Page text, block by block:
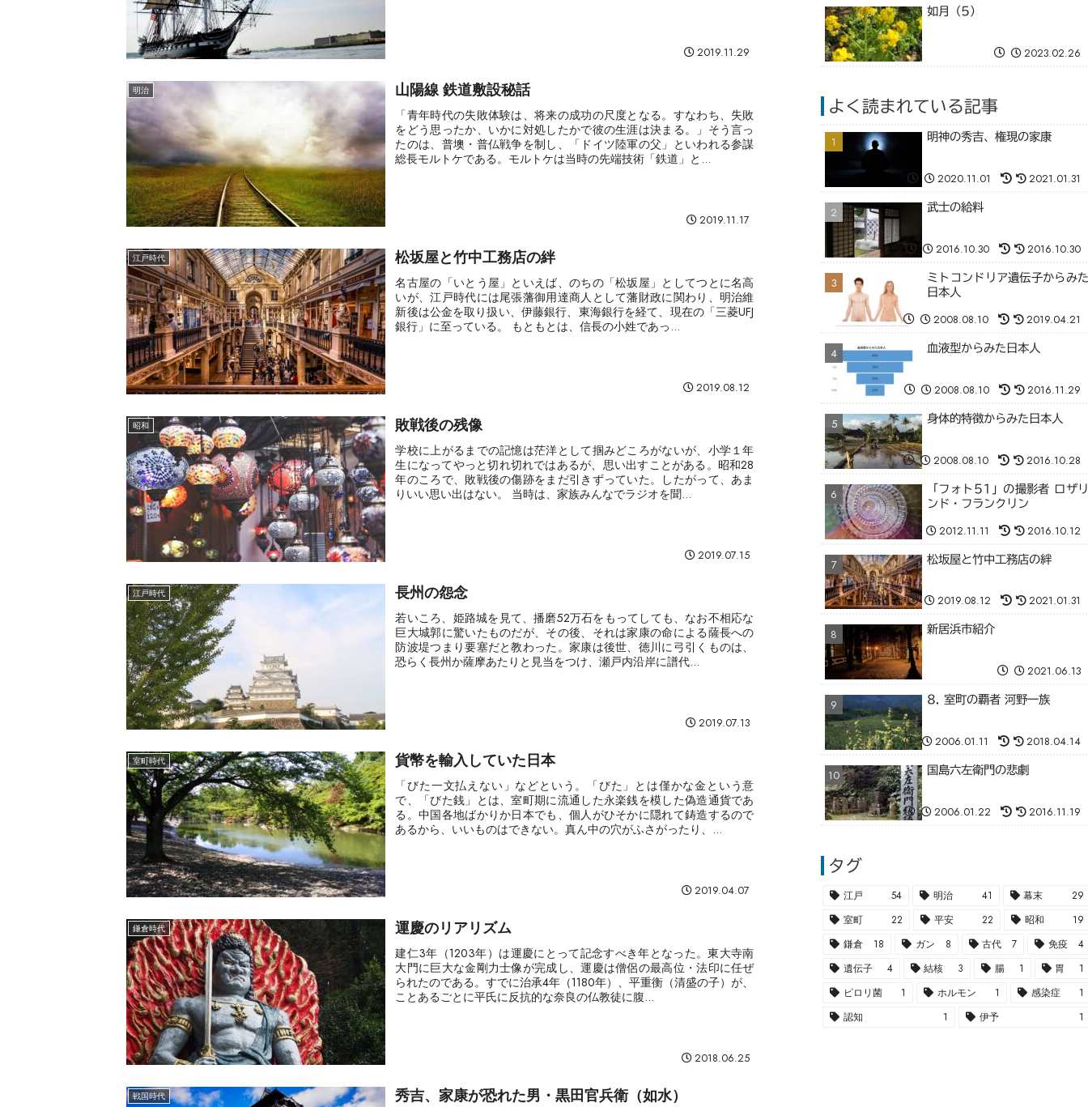
2019.11.29
明治 山陽線 鉄道敷設秘話
「青年時代の失敗体験は、将来の成功の尺度となる。すなわち、失敗
をどう思ったか、いかに対処したかで彼の生涯は決まる。」そう言っ
たのは、普墺・普仏戦争を制し、「ドイツ陸軍の父」といわれる参謀
総長モルトケである。モルトケは当時の先端技術「鉄道」と...
2019.11.17
江戸時代 松坂屋と竹中工務店の絆
名古屋の「いとう屋」といえば、のちの「松坂屋」としてつとに名高
いが、江戸時代には尾張藩御用達商人として藩財政に関わり、明治維
新後は公金を取り扱い、伊藤銀行、東海銀行を経て、現在の「三菱UFJ
銀行」に至っている。 もともとは、信長の小姓であっ...
2019.08.12
昭和 敗戦後の残像
学校に上がるまでの記憶は茫洋として掴みどころがないが、小学１年
生になってやっと切れ切れではあるが、思い出すことがある。昭和28
年のころで、敗戦後の傷跡をまだ引きずっていた。したがって、あま
りいい思い出はない。 当時は、家族みんなでラジオを聞...
2019.07.15
江戸時代 長州の怨念
若いころ、姫路城を見て、播磨52万石をもってしても、なお不相応な
巨大城郭に驚いたものだが、その後、それは家康の命による薩長への
防波堤つまり要塞だと教わった。家康は後世、徳川に弓引くものは、
恐らく長州か薩摩あたりと見当をつけ、瀬戸内沿岸に譜代...
2019.07.13
室町時代 貨幣を輸入していた日本
「びた一文払えない」などという。「びた」とは僅かな金という意
で、「びた銭」とは、室町期に流通した永楽銭を模した偽造通貨であ
る。中国各地ばかりか日本でも、個人がひそかに隠れて鋳造するので
あるから、いいものはできない。真ん中の穴がふさがったり、...
2019.04.07
鎌倉時代 運慶のリアリズム
建仁3年（1203年）は運慶にとって記念すべき年となった。東大寺南
大門に巨大な金剛力士像が完成し、運慶は僧侶の最高位・法印に任ぜ
られたのである。すでに治承4年（1180年）、平重衡（清盛の子）が、
ことあるごとに平氏に反抗的な奈良の仏教徒に腹...
2018.06.25
戦国時代 秀吉、家康が恐れた男・黒田官兵衛（如水）
如月（5）
2023.02.26
よく読まれている記事
明神の秀吉、権現の家康
2020.11.01 2021.01.31
武士の給料
2016.10.30 2016.10.30
ミトコンドリア遺伝子からみた
日本人
2008.08.10 2019.04.21
血液型からみた日本人
2008.08.10 2016.11.29
身体的特徴からみた日本人
2008.08.10 2016.10.28
「フォト51」の撮影者 ロザリ
ンド・フランクリン
2012.11.11 2016.10.12
松坂屋と竹中工務店の絆
2019.08.12 2021.01.31
新居浜市紹介
2021.06.13
8. 室町の覇者 河野一族
2006.01.11 2018.04.14
国島六左衛門の悲劇
2006.01.22 2016.11.19
タグ
江戸 54 明治 41 幕末
29
室町
22 平安 22 昭和
19
鎌倉
18 ガン 8 古代 7 免疫
4
遺伝子
4 結核 3 腸 1 胃
1
ピロリ菌
1 ホルモン 1 感染症
1
認知
1 伊予 1